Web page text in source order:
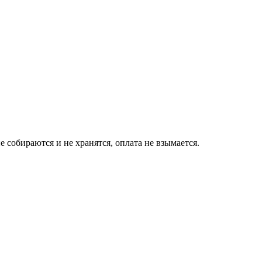
и не хранятся, оплата не взымается.